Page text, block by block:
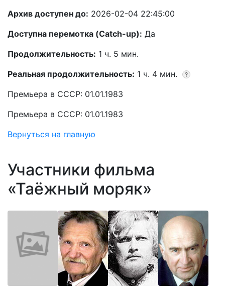
Архив доступен до: 2026-02-04 22:45:00
Доступна перемотка (Catch-up): Да
Продолжительность: 1 ч. 5 мин.
Реальная продолжительность: 1 ч. 4 мин. ?
Премьера в СССР: 01.01.1983
Премьера в СССР: 01.01.1983
Вернуться на главную
Участники фильма
«Таёжный моряк»